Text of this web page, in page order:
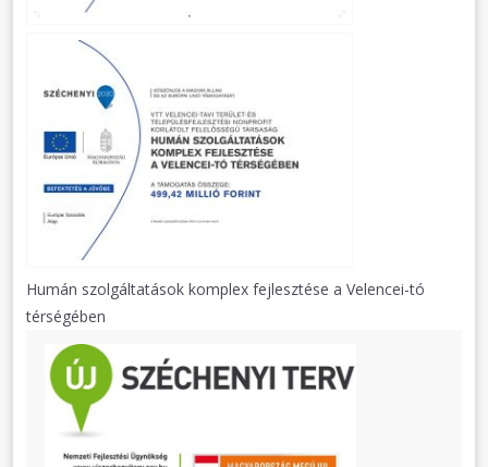
Humán szolgáltatások komplex fejlesztése a Velencei-tó
térségében